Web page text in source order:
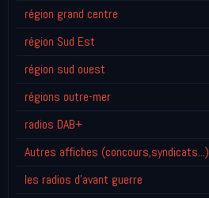
région grand centre
région Sud Est
région sud ouest
régions outre-mer
radios DAB+
Autres affiches (concours,syndicats...)
les radios d'avant guerre